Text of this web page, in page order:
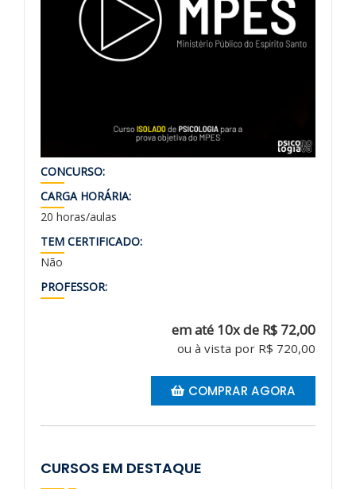
CONCURSO:
CARGA HORÁRIA:
20 horas/aulas
TEM CERTIFICADO:
Não
PROFESSOR:
em até 10x de R$ 72,00
ou à vista por R$ 720,00
COMPRAR AGORA
CURSOS EM DESTAQUE